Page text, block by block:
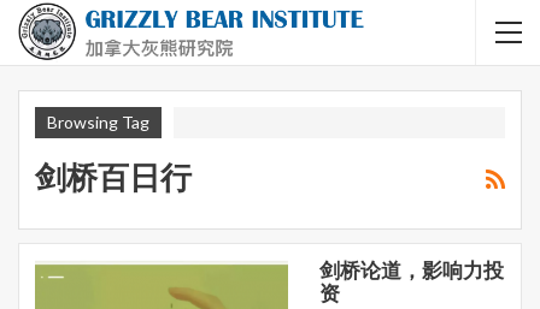
Browsing Tag
剑桥百日行
剑桥论道，影响力投
资